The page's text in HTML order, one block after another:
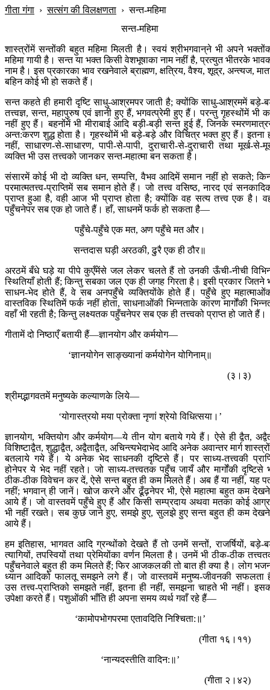
गीता गंगा ›सत्संग की विलक्षणता ›सन्त-महिमा
सन्त-महिमा
शास्त्रोंमें सन्तोंकी बहुत महिमा मिलती है। स्वयं श्रीभगवान‍्ने भी अपने
महिमा गायी है। सन्त या भक्त किसी वेशभूषाका नाम नहीं है, प्रत्युत भीतरके
नाम है। इस प्रकारका भाव रखनेवाले ब्राह्मण, क्षत्रिय, वैश्य, शूद्र, अन्त्यज,
बहिन कोई भी हो सकते हैं।
सन्त कहते ही हमारी दृष्टि साधु-आश्रमपर जाती है; क्योंकि साधु-आश्रममें बड़े-
तत्त्वज्ञ, सन्त, महापुरुष एवं ज्ञानी हुए हैं, भगवत्प्रेमी हुए हैं। परन्तु गृहस्थोंमें भी
नहीं हुए हैं। बहनोंमें भी मीराबाई आदि बड़ी-बड़ी सन्त हुई हैं, जिनके
अन्त:करण शुद्ध होता है। गृहस्थोंमें भी बड़े-बड़े और विचित्र भक्त हुए हैं। इतना
नहीं, साधारण-से-साधारण, पापी-से-पापी, दुराचारी-से-दुराचारी तथा मूर्ख-से-
व्यक्ति भी उस तत्त्वको जानकर सन्त-महात्मा बन सकता है।
संसारमें कोई भी दो व्यक्ति धन, सम्पत्ति, वैभव आदिमें समान नहीं हो सकते;
परमात्मतत्त्व-प्राप्तिमें सब समान होते हैं। जो तत्त्व वसिष्ठ, नारद एवं
प्राप्त हुआ है, वही आज भी प्राप्त होता है; क्योंकि वह सत्य तत्त्व एक है।
पहुँचनेपर सब एक हो जाते हैं। हाँ, साधनमें फर्क हो सकता है—
पहुँचे-पहुँचे एक मत, अण पहुँचे मत और।
सन्तदास घड़ी अरठकी, ढुरै एक ही ठौर॥
अरठमें बँधे घड़े या पीपे कुएँमेंसे जल लेकर चलते हैं तो उनकी ऊँची-नीची
स्थितियाँ होती हैं; किन्तु सबका जल एक ही जगह गिरता है। इसी प्रकार जितने
साधन-भेद होते हैं, वे सब अनपहुँचे व्यक्तियोंके होते हैं। पहुँचे हुए
वास्तविक स्थितिमें फर्क नहीं होता, साधनाओंकी भिन्नताके कारण मार्गोंकी
वहाँ भी रहती है; किन्तु लक्ष्यतक पहुँचनेपर सब एक ही तत्त्वको प्राप्त हो जाते हैं।
गीतामें दो निष्ठाएँ बतायी हैं—ज्ञानयोग और कर्मयोग—
‘ज्ञानयोगेन साङ्ख्यानां कर्मयोगेन योगिनाम्॥
(३।३)
श्रीमद्भागवतमें मनुष्यके कल्याणके लिये—
‘योगास्त्रयो मया प्रोक्ता नृणां श्रेयो विधित्सया।’
ज्ञानयोग, भक्तियोग और कर्मयोग—ये तीन योग बताये गये हैं। ऐसे ही द्वैत,
विशिष्टाद्वैत, शुद्धाद्वैत, अद्वैताद्वैत, अचिन्त्यभेदाभेद आदि अनेक अवान्तर मार्ग
बतलाये गये हैं। ये अनेक भेद साधनकी दृष्टिसे हैं। पर साध्य-तत्त्वकी
होनेपर ये भेद नहीं रहते। जो साध्य-तत्त्वतक पहुँच जायँ और मार्गोंकी दृष्टिसे
ठीक-ठीक विवेचन कर दें, ऐसे सन्त बहुत ही कम मिलते हैं। अब हैं या नहीं, यह
नहीं; भगवान् ही जानें। खोज करने और ढूँढ़नेपर भी, ऐसे महात्मा बहुत कम
आये हैं। जो वास्तवमें पहुँचे हुए हैं और किसी सम्प्रदाय अथवा मतका कोई
भी नहीं रखते। सब कुछ जाने हुए, समझे हुए, सुलझे हुए सन्त बहुत ही कम
आये हैं।
हम इतिहास, भागवत आदि ग्रन्थोंको देखते हैं तो उनमें सन्तों, राजर्षियों, बड़े-
त्यागियों, तपस्वियों तथा प्रेमियोंका वर्णन मिलता है। उनमें भी ठीक-ठीक
पहुँचनेवाले बहुत ही कम मिलते हैं; फिर आजकलकी तो बात ही क्या है। लोग
ध्यान आदिको फालतू समझने लगे हैं। जो वास्तवमें मनुष्य-जीवनकी सफलता
उस तत्त्व-प्राप्तिको समझते नहीं, इतना ही नहीं, समझना चाहते भी नहीं।
उपेक्षा करते हैं। पशुओंकी भाँति ही अपना समय व्यर्थ गवाँ रहे हैं—
‘कामोपभोगपरमा एतावदिति निश्चिता:॥’
(गीता १६।११)
‘नान्यदस्तीति वादिन:॥’
(गीता २।४२)